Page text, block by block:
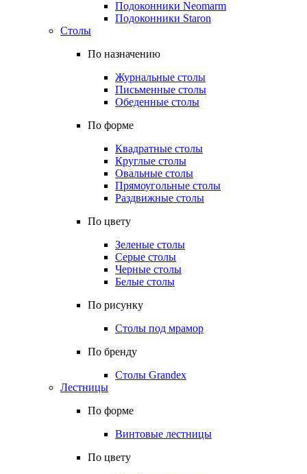
Подоконники Neomarm
Подоконники Staron
Столы
По назначению
Журнальные столы
Письменные столы
Обеденные столы
По форме
Квадратные столы
Круглые столы
Овальные столы
Прямоугольные столы
Раздвижные столы
По цвету
Зеленые столы
Серые столы
Черные столы
Белые столы
По рисунку
Столы под мрамор
По бренду
Столы Grandex
Лестницы
По форме
Винтовые лестницы
По цвету